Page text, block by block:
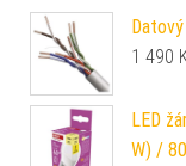
1 490
LED
W) /